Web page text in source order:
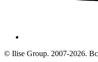
© Ilise Group. 2007-2026.